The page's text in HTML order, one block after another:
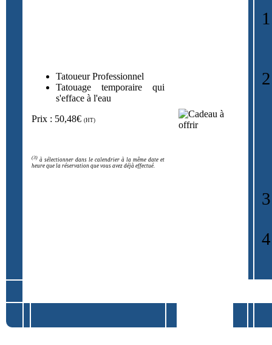
Tatoueur Professionnel
Tatouage temporaire qui
s'efface à l'eau
Prix : 50,48€ (HT)
(3) à sélectionner dans le calendrier à la même date et
heure que la réservation que vous avez déjà effectué.